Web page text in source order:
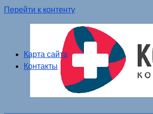
Перейти к контенту
Карта сайта
Контакты